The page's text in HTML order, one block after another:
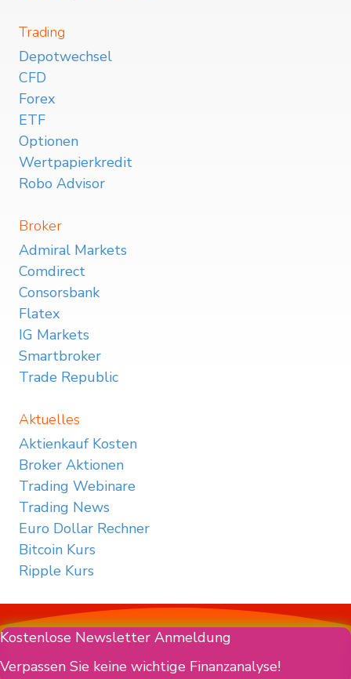
Trading
Depotwechsel
CFD
Forex
ETF
Optionen
Wertpapierkredit
Robo Advisor
Broker
Admiral Markets
Comdirect
Consorsbank
Flatex
IG Markets
Smartbroker
Trade Republic
Aktuelles
Aktienkauf Kosten
Broker Aktionen
Trading Webinare
Trading News
Euro Dollar Rechner
Bitcoin Kurs
Ripple Kurs
Kostenlose Newsletter Anmeldung
Verpassen Sie keine wichtige Finanzanalyse!